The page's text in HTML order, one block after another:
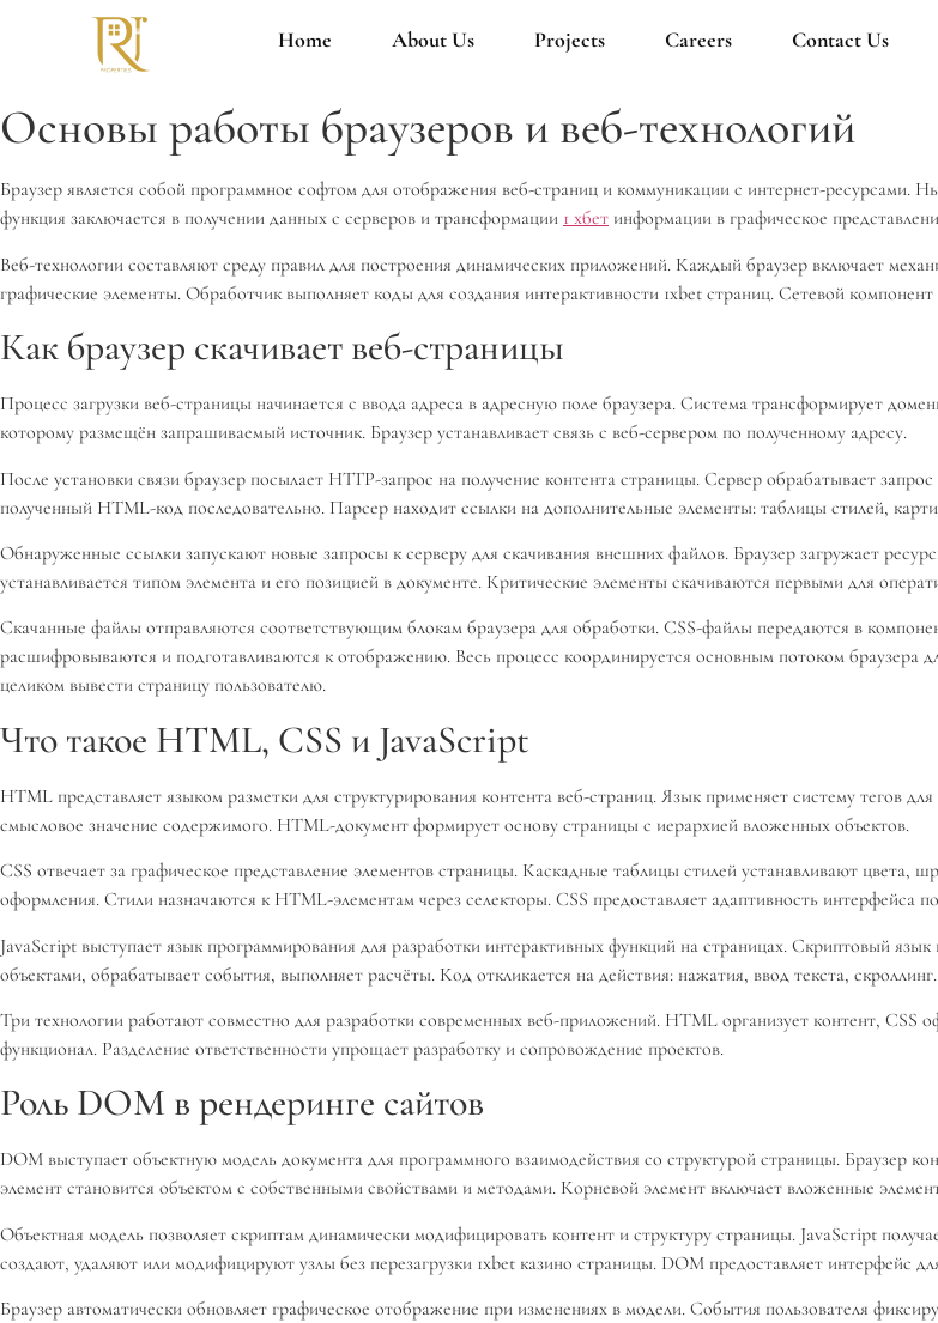
Home About Us Projects Careers Contact Us
Основы работы браузеров и веб-технологий
Браузер является собой программное софтом для отображения веб-страниц и коммуникации с интернет-
функция заключается в получении данных с серверов и трансформации 1 хбет информации в графическое
Веб-технологии составляют среду правил для построения динамических приложений. Каждый браузер включает
графические элементы. Обработчик выполняет коды для создания интерактивности 1xbet страниц. Сетевой
Как браузер скачивает веб-страницы
Процесс загрузки веб-страницы начинается с ввода адреса в адресную поле браузера. Система трансформирует
которому размещён запрашиваемый источник. Браузер устанавливает связь с веб-сервером по полученному адресу.
После установки связи браузер посылает HTTP-запрос на получение контента страницы. Сервер обрабатывает
полученный HTML-код последовательно. Парсер находит ссылки на дополнительные элементы: таблицы стилей,
Обнаруженные ссылки запускают новые запросы к серверу для скачивания внешних файлов. Браузер загружает
устанавливается типом элемента и его позицией в документе. Критические элементы скачиваются первыми для
Скачанные файлы отправляются соответствующим блокам браузера для обработки. CSS-файлы передаются в
расшифровываются и подготавливаются к отображению. Весь процесс координируется основным потоком браузера
целиком вывести страницу пользователю.
Что такое HTML, CSS и JavaScript
HTML представляет языком разметки для структурирования контента веб-страниц. Язык применяет систему тегов
смысловое значение содержимого. HTML-документ формирует основу страницы с иерархией вложенных объектов.
CSS отвечает за графическое представление элементов страницы. Каскадные таблицы стилей устанавливают
оформления. Стили назначаются к HTML-элементам через селекторы. CSS предоставляет адаптивность интерфейса
JavaScript выступает язык программирования для разработки интерактивных функций на страницах. Скриптовый
объектами, обрабатывает события, выполняет расчёты. Код откликается на действия: нажатия, ввод текста, скроллинг.
Три технологии работают совместно для разработки современных веб-приложений. HTML организует контент, CSS
функционал. Разделение ответственности упрощает разработку и сопровождение проектов.
Роль DOM в рендеринге сайтов
DOM выступает объектную модель документа для программного взаимодействия со структурой страницы. Браузер
элемент становится объектом с собственными свойствами и методами. Корневой элемент включает вложенные
Объектная модель позволяет скриптам динамически модифицировать контент и структуру страницы. JavaScript
создают, удаляют или модифицируют узлы без перезагрузки 1xbet казино страницы. DOM предоставляет интерфейс
Браузер автоматически обновляет графическое отображение при изменениях в модели. События пользователя